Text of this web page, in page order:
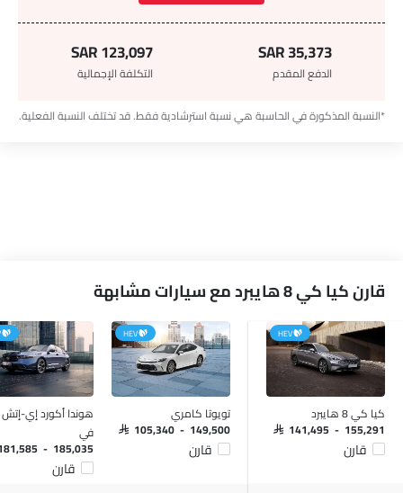
SAR 35,373
الدفع المقدم
SAR 123,097
التكلفة الإجمالية
*النسبة المذكورة في الحاسبة هي نسبة استرشادية فقط. قد تختلف النسبة الفعلية.
قارن كيا كي 8 هايبرد مع سيارات مشابهة
HEV
كيا كي 8 هايبرد
SAR 141,495 - 155,291
قارن
HEV
تويوتا كامري
SAR 105,340 - 149,500
قارن
هوندا أكورد إي-
في
181,585 - 185,035
قارن